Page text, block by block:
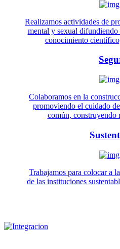
Realizamos actividades de
mental y sexual
conocimiento
Colaboramos en la
promoviendo el cuidado
común, construyendo
Trabajamos para colocar a
de las instituciones